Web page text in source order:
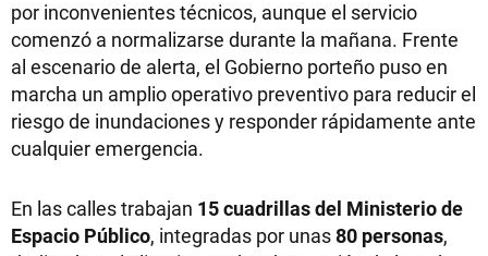
por inconvenientes técnicos, aunque el servicio
comenzó a normalizarse durante la mañana. Frente
al escenario de alerta, el Gobierno porteño puso en
marcha un amplio operativo preventivo para reducir el
riesgo de inundaciones y responder rápidamente ante
cualquier emergencia.
En las calles trabajan 15 cuadrillas del Ministerio de
Espacio Público, integradas por unas80 personas,